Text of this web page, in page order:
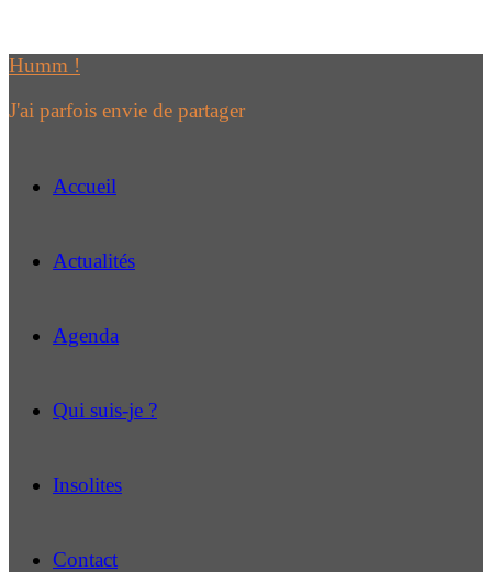
contenu
Humm !
J'ai parfois envie de partager
Accueil
Actualités
Agenda
Qui suis-je ?
Insolites
Contact